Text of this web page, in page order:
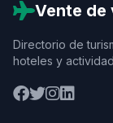
Vente de
Directorio de
hoteles y